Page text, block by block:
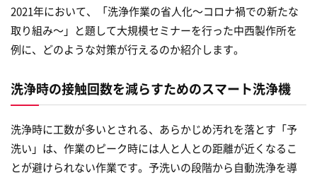
2021年において、「洗浄作業の省人化～コロナ禍での新たな
取り組み～」と題して大規模セミナーを行った中西製作所を
例に、どのような対策が行えるのか紹介します。
洗浄時の接触回数を減らすためのスマート洗浄機
洗浄時に工数が多いとされる、あらかじめ汚れを落とす「予
洗い」は、作業のピーク時には人と人との距離が近くなるこ
とが避けられない作業です。予洗いの段階から自動洗浄を導